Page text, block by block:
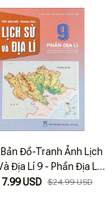
Đồ-Tranh Ảnh Lịch
Địa Lí 9 - Phần Địa Lí
Chương Trình Giáo
USD $24.99 USD